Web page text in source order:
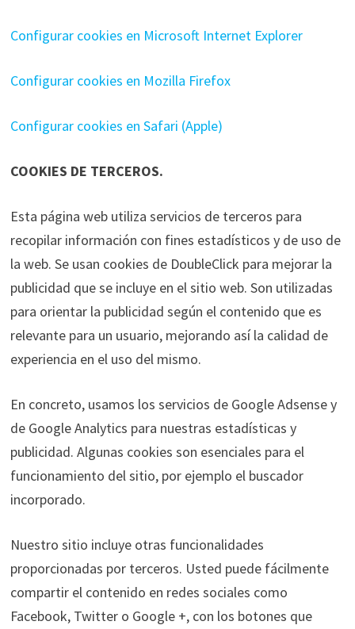
Configurar cookies en Microsoft Internet Explorer
Configurar cookies en Mozilla Firefox
Configurar cookies en Safari (Apple)
COOKIES DE TERCEROS.
Esta página web utiliza servicios de terceros para
recopilar información con fines estadísticos y de uso de
la web. Se usan cookies de DoubleClick para mejorar la
publicidad que se incluye en el sitio web. Son utilizadas
para orientar la publicidad según el contenido que es
relevante para un usuario, mejorando así la calidad de
experiencia en el uso del mismo.
En concreto, usamos los servicios de Google Adsense y
de Google Analytics para nuestras estadísticas y
publicidad. Algunas cookies son esenciales para el
funcionamiento del sitio, por ejemplo el buscador
incorporado.
Nuestro sitio incluye otras funcionalidades
proporcionadas por terceros. Usted puede fácilmente
compartir el contenido en redes sociales como
Facebook, Twitter o Google +, con los botones que